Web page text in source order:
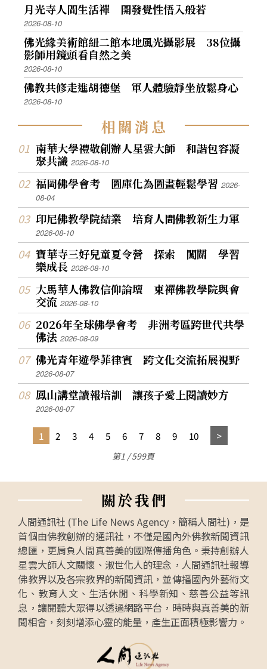
月光寺人間生活禪 開發覺性悟入般若
2026-08-10
佛光緣美術館紐二館本地風光攝影展 38位攝
影師用鏡頭看自然之美
2026-08-10
佛教共修走進胡德堡 軍人體驗靜坐放鬆身心
2026-08-10
相關消息
南華大學禮敬創辦人星雲大師 和諧包容凝
聚共識2026-08-10
福岡佛學會考 圖庫化為圖畫輕鬆學習2026-
08-04
印尼佛教學院結業 培育人間佛教新生力軍
2026-08-10
寶華寺三好兒童夏令營 探索 闖關 學習
樂成長2026-08-10
大馬華人佛教信仰論壇 東禪佛教學院與會
交流2026-08-10
2026年全球佛學會考 非洲考區跨世代共學
佛法2026-08-09
佛光青年遊學菲律賓 跨文化交流拓展視野
2026-08-07
鳳山講堂讀報培訓 讓孩子愛上閱讀妙方
2026-08-07
1 2 3 4 5 6 7 8 9 10
第1 / 599頁
關於我們
人間通訊社 (The Life News Agency，簡稱人間社)，是
首個由佛教創辦的通訊社，不僅是國內外佛教新聞資訊
總匯，更肩負人間真善美的國際傳播角色。秉持創辦人
星雲大師人文關懷、淑世化人的理念，人間通訊社報導
佛教界以及各宗教界的新聞資訊，並傳播國內外藝術文
化、教育人文、生活休閒、科學新知、慈善公益等訊
息，讓閱聽大眾得以透過網路平台，時時與真善美的新
聞相會，刻刻增添心靈的能量，產生正面積極影響力。